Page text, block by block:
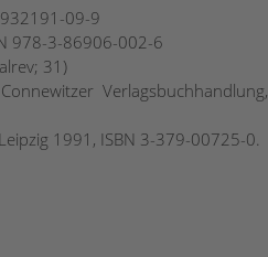
932191-09-9
978-3-86906-002-6
31)
Verlagsbuchhandlung,
1991, ISBN 3-379-00725-0.